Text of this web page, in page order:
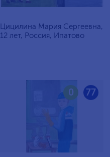
Цицилина Мария Сергеевна,
12 лет, Россия, Ипатово
77
0